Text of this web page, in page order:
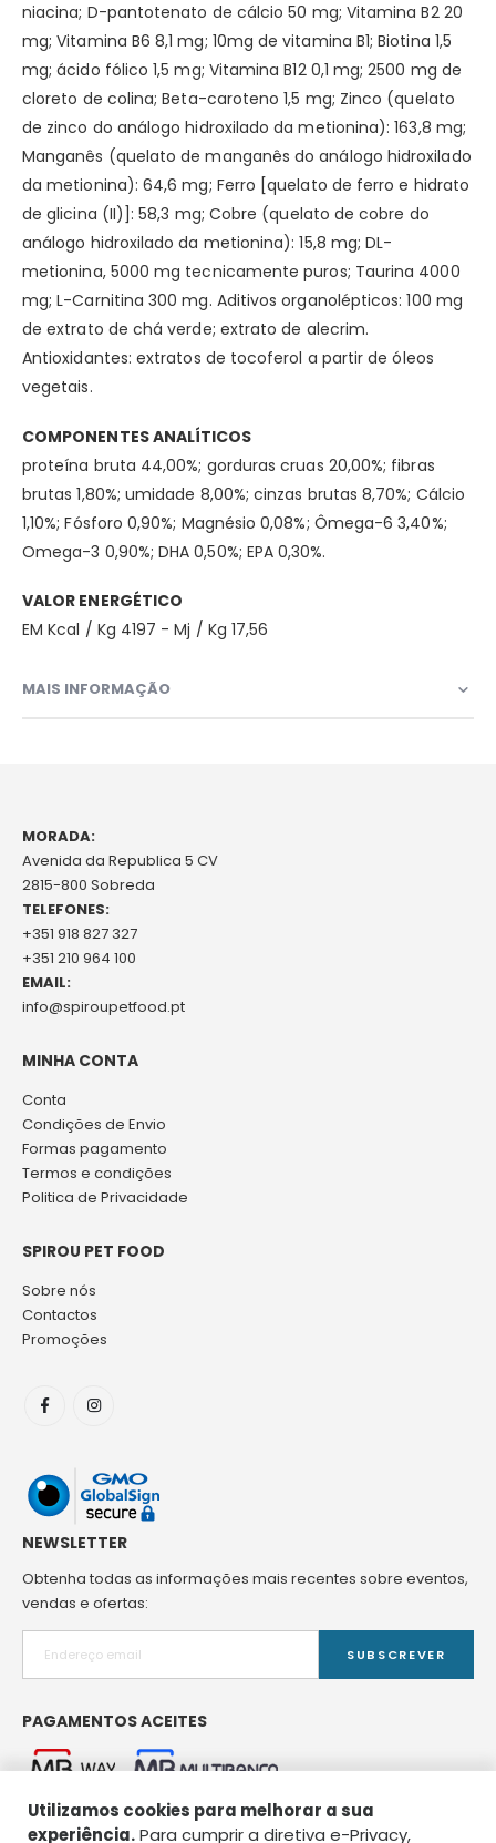
Utilizamos cookies para melhorar a sua
experiência.Para cumprir a diretiva e-Privacy,
niacina; D-pantotenato de cálcio 50 mg; Vitamina B2 20
mg; Vitamina B6 8,1 mg; 10mg de vitamina B1; Biotina 1,5
mg; ácido fólico 1,5 mg; Vitamina B12 0,1 mg; 2500 mg de
cloreto de colina; Beta-caroteno 1,5 mg; Zinco (quelato
de zinco do análogo hidroxilado da metionina): 163,8 mg;
Manganês (quelato de manganês do análogo hidroxilado
da metionina): 64,6 mg; Ferro [quelato de ferro e hidrato
de glicina (II)]: 58,3 mg; Cobre (quelato de cobre do
análogo hidroxilado da metionina): 15,8 mg; DL-
metionina, 5000 mg tecnicamente puros; Taurina 4000
mg; L-Carnitina 300 mg. Aditivos organolépticos: 100 mg
de extrato de chá verde; extrato de alecrim.
Antioxidantes: extratos de tocoferol a partir de óleos
vegetais.
COMPONENTES ANALÍTICOS
proteína bruta 44,00%; gorduras cruas 20,00%; fibras
brutas 1,80%; umidade 8,00%; cinzas brutas 8,70%; Cálcio
1,10%; Fósforo 0,90%; Magnésio 0,08%; Ômega-6 3,40%;
Omega-3 0,90%; DHA 0,50%; EPA 0,30%.
VALOR ENERGÉTICO
EM Kcal / Kg 4197 - Mj / Kg 17,56
MAIS INFORMAÇÃO
MORADA:
Avenida da Republica 5 CV
2815-800 Sobreda
TELEFONES:
+351 918 827 327
+351 210 964 100
EMAIL:
info@spiroupetfood.pt
MINHA CONTA
Conta
Condições de Envio
Formas pagamento
Termos e condições
Politica de Privacidade
SPIROU PET FOOD
Sobre nós
Contactos
Promoções
NEWSLETTER
Obtenha todas as informações mais recentes sobre eventos,
vendas e ofertas:
SUBSCREVER
PAGAMENTOS ACEITES